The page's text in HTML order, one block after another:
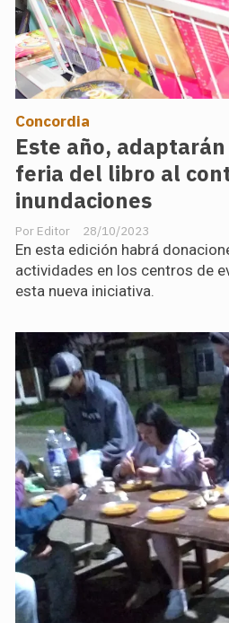
Este año,
feria del libro al
inundaciones
Editor
Concordia
28/10/2023
En esta edición habrá
actividades en los centros de
esta nueva iniciativa.